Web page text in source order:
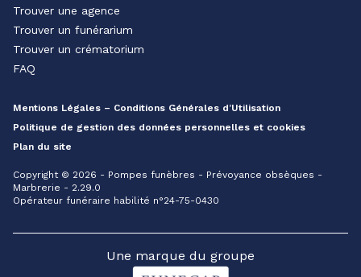
Trouver une agence
Trouver un funérarium
Trouver un crématorium
FAQ
Mentions Légales – Conditions Générales d’Utilisation
Politique de gestion des données personnelles et cookies
Plan du site
Copyright © 2026 - Pompes funèbres - Prévoyance obsèques -
Marbrerie - 2.29.0
Opérateur funéraire habilité n°24-75-0430
Une marque du groupe